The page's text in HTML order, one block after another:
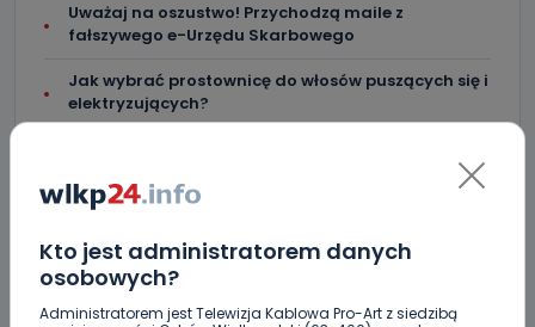
Kto jest administratorem danych
osobowych?
Administratorem jest Telewizja Kablowa Pro-Art z siedzibą
Uważaj na oszustwo! Przychodzą maile z
fałszywego e-Urzędu Skarbowego
Jak wybrać prostownicę do włosów puszących się i
elektryzujących?
Nowe ustalenia w sprawie OZC. Kto spełnił warunki
przetargu, a kto próbował wrócić do gry?